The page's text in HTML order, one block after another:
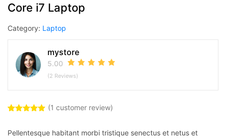
Core i7 Laptop
Category: Laptop
mystore
5.00
(2 Reviews)
based on
(1 customer review)
Pellentesque habitant morbi tristique senectus et netus et